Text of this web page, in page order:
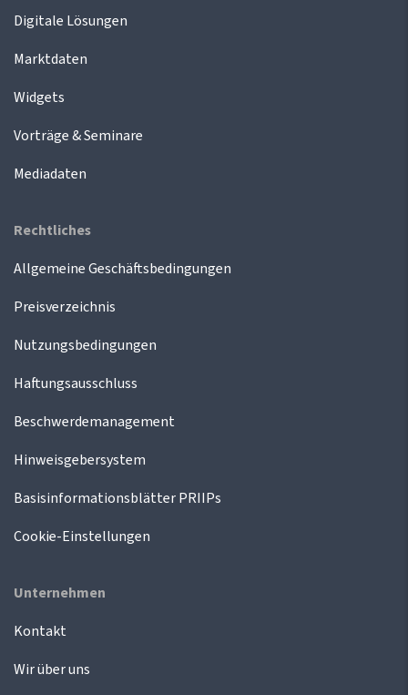
Digitale Lösungen
Marktdaten
Widgets
Vorträge & Seminare
Mediadaten
Rechtliches
Allgemeine Geschäftsbedingungen
Preisverzeichnis
Nutzungsbedingungen
Haftungsausschluss
Beschwerdemanagement
Hinweisgebersystem
Basisinformationsblätter PRIIPs
Cookie-Einstellungen
Unternehmen
Kontakt
Wir über uns